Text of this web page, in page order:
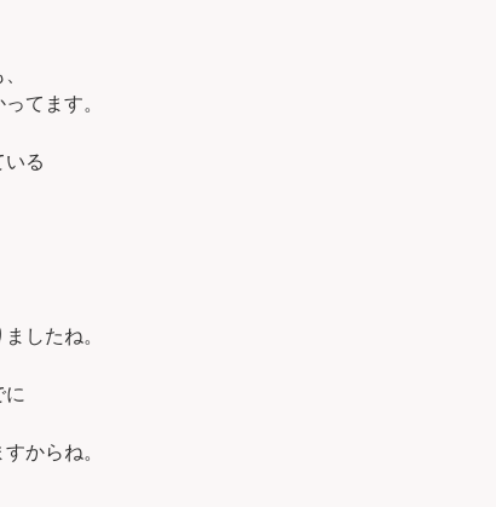
てます。
いる
したね。
に
からね。